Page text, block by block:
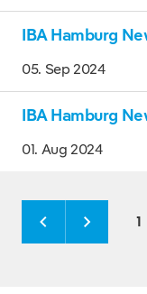
IBA Hamburg
05. Sep 2024
IBA Hamburg
01. Aug 2024
1